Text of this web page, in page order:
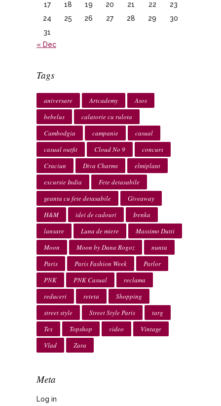
17
18 19 20 21 22
23
24
25 26 27 28 29
30
31
« Dec
Tags
aniversare Artcademy
Asos
bebelus
calatorie cu rulota
Cambodgia
campanie
casual
casual outfit
Cloud No 9
concurs
Craciun
Diva Charms
elmiplant
excursie India
Fete detasabile
geanta cu fete detasabile
Giveaway
H&M
idei de cadouri
Irenka
lansare
Luna de miere
Massimo Dutti
Moon
Moon by Dana Rogoz
nunta
Paris
Paris Fashion Week
Parlor
PNK
PNK Casual
reclama
reduceri
reteta
Shopping
street style
Street Style Paris
targ
Tex
Topshop video
Vintage
Vlad
Zara
Meta
Log in